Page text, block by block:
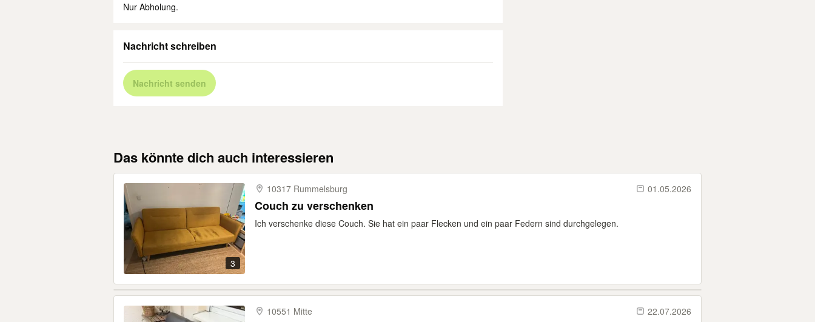
Nur Abholung.
Nachricht schreiben
Nachricht senden
Das könnte dich auch interessieren
3
10317 Rummelsburg 01.05.2026
Couch zu verschenken
Ich verschenke diese Couch. Sie hat ein paar Flecken und ein paar Federn sind durchgelegen.
10551 Mitte 22.07.2026